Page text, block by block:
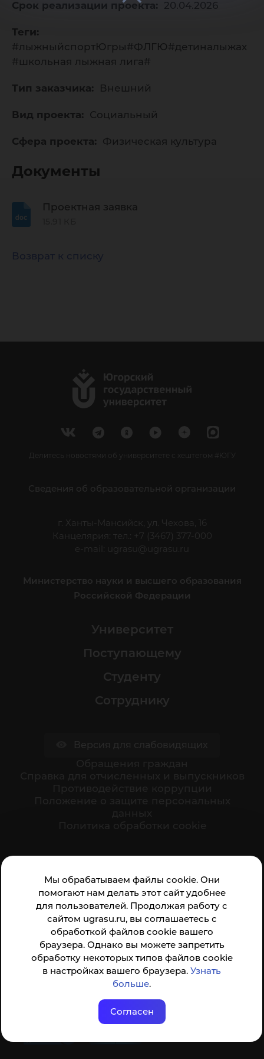
Мы обрабатываем файлы cookie. Они
помогают нам делать этот сайт удобнее
для пользователей. Продолжая работу с
сайтом ugrasu.ru, вы соглашаетесь с
обработкой файлов cookie вашего
браузера. Однако вы можете запретить
обработку некоторых типов файлов cookie
в настройках вашего браузера.Узнать
больше.
Согласен
Срок реализации проекта: 20.04.2026
Теги:
#лыжныйспортЮгры#ФЛГЮ#детиналыжах
#школьная лыжная лига#
Тип заказчика: Внешний
Вид проекта: Социальный
Сфера проекта: Физическая культура
Документы
Проектная заявка
Возврат к списку
Делитесь новостями об университете с хештегом #ЮГУ
Сведения об образовательной организации
г. Ханты-Мансийск, ул. Чехова, 16
Канцелярия: тел.: +7 (3467) 377-000
e-mail:
ugrasu@ugrasu.ru
Министерство науки и высшего образования
Российской Федерации
Университет
Поступающему
Студенту
Сотруднику
организации:
Анкета доступна по QR-коду, а так же по прямой
ссылке
© ФГБОУ ВО ЮГУ 2001–2026